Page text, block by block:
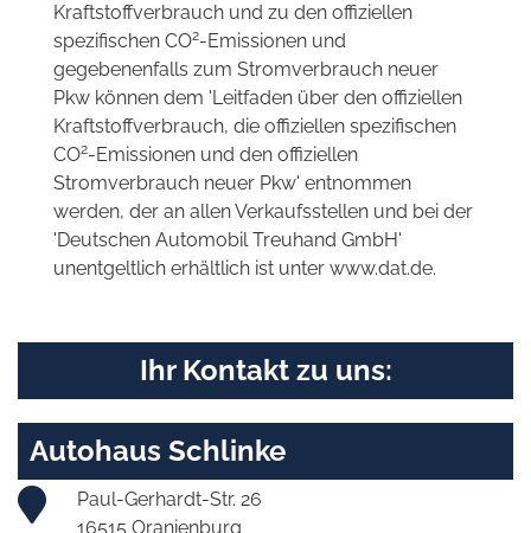
Kraftstoffverbrauch und zu den offiziellen
spezifischen CO2-Emissionen und
gegebenenfalls zum Stromverbrauch neuer
Pkw können dem 'Leitfaden über den offiziellen
Kraftstoffverbrauch, die offiziellen spezifischen
CO2-Emissionen und den offiziellen
Stromverbrauch neuer Pkw' entnommen
werden, der an allen Verkaufsstellen und bei der
'Deutschen Automobil Treuhand GmbH'
unentgeltlich erhältlich ist unter www.dat.de.
Ihr Kontakt zu uns:
Autohaus Schlinke
Paul-Gerhardt-Str. 26
16515 Oranienburg